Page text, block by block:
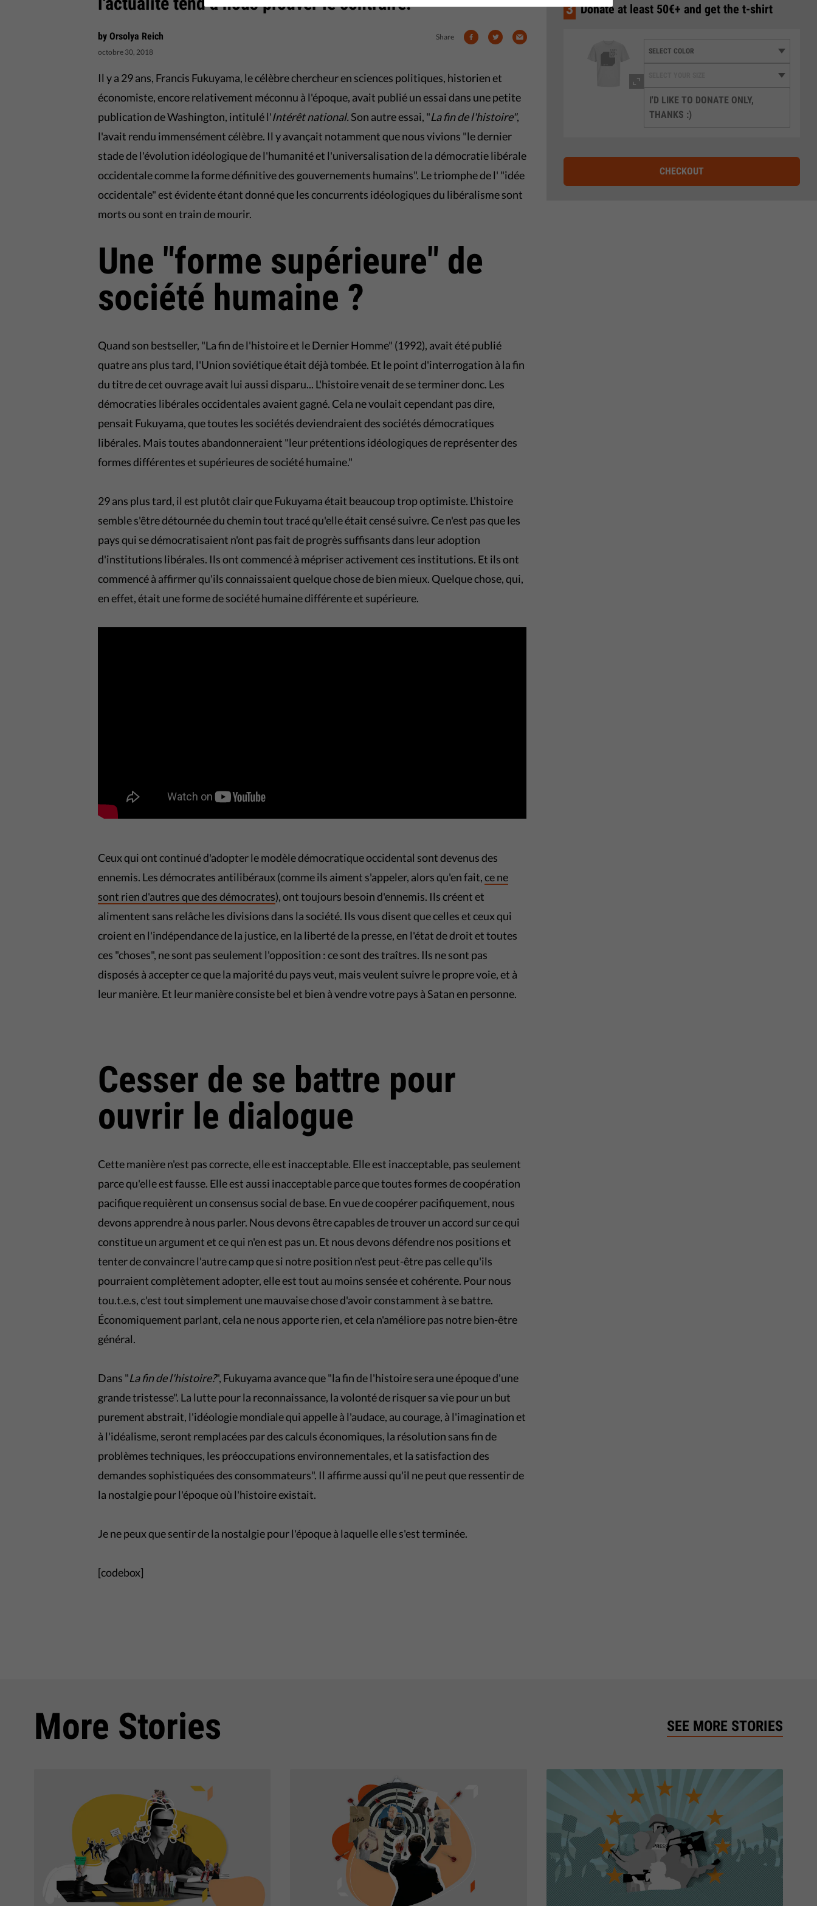
by Orsolya Reich
octobre 30, 2018
Share
Il y a 29 ans, Francis Fukuyama, le célèbre chercheur en sciences politiques, historien et
économiste, encore relativement méconnu à l'époque, avait publié un essai dans une petite
publication de Washington, intitulé l'Intérêt national.Son autre essai, "La fin de l'histoire",
l'avait rendu immensément célèbre. Il y avançait notamment que nous vivions "le dernier
stade de l'évolution idéologique de l'humanité et l'universalisation de la démocratie libérale
occidentale comme la forme définitive des gouvernements humains". Le triomphe de l' "idée
occidentale" est évidente étant donné que les concurrents idéologiques du libéralisme sont
morts ou sont en train de mourir.
Une "forme supérieure" de
société humaine ?
Quand son bestseller, "La fin de l'histoire et le Dernier Homme" (1992), avait été publié
quatre ans plus tard, l'Union soviétique était déjà tombée. Et le point d'interrogation à la fin
du titre de cet ouvrage avait lui aussi disparu... L'histoire venait de se terminer donc. Les
démocraties libérales occidentales avaient gagné. Cela ne voulait cependant pas dire,
pensait Fukuyama, que toutes les sociétés deviendraient des sociétés démocratiques
libérales. Mais toutes abandonneraient "leur prétentions idéologiques de représenter des
formes différentes et supérieures de société humaine."
29 ans plus tard, il est plutôt clair que Fukuyama était beaucoup trop optimiste. L'histoire
semble s'être détournée du chemin tout tracé qu'elle était censé suivre. Ce n'est pas que les
pays qui se démocratisaient n'ont pas fait de progrès suffisants dans leur adoption
d'institutions libérales. Ils ont commencé à mépriser activement ces institutions. Et ils ont
commencé à affirmer qu'ils connaissaient quelque chose de bien mieux. Quelque chose, qui,
en effet, était une forme de société humaine différente et supérieure.
Ceux qui ont continué d'adopter le modèle démocratique occidental sont devenus des
ennemis. Les démocrates antilibéraux (comme ils aiment s'appeler, alors qu'en fait,ce ne
sont rien d'autres que des démocrates), ont toujours besoin d'ennemis. Ils créent et
alimentent sans relâche les divisions dans la société. Ils vous disent que celles et ceux qui
croient en l'indépendance de la justice, en la liberté de la presse, en l'état de droit et toutes
ces "choses", ne sont pas seulement l'opposition : ce sont des traîtres. Ils ne sont pas
disposés à accepter ce que la majorité du pays veut, mais veulent suivre le propre voie, et à
leur manière. Et leur manière consiste bel et bien à vendre votre pays à Satan en personne.
Cesser de se battre pour
ouvrir le dialogue
Cette manière n'est pas correcte, elle est inacceptable. Elle est inacceptable, pas seulement
parce qu'elle est fausse. Elle est aussi inacceptable parce que toutes formes de coopération
pacifique requièrent un consensus social de base. En vue de coopérer pacifiquement, nous
devons apprendre à nous parler. Nous devons être capables de trouver un accord sur ce qui
constitue un argument et ce qui n'en est pas un. Et nous devons défendre nos positions et
tenter de convaincre l'autre camp que si notre position n'est peut-être pas celle qu'ils
pourraient complètement adopter, elle est tout au moins sensée et cohérente. Pour nous
tou.t.e.s, c'est tout simplement une mauvaise chose d'avoir constamment à se battre.
Économiquement parlant, cela ne nous apporte rien, et cela n'améliore pas notre bien-être
général.
Dans "La fin de l'histoire?", Fukuyama avance que "la fin de l'histoire sera une époque d'une
grande tristesse". La lutte pour la reconnaissance, la volonté de risquer sa vie pour un but
purement abstrait, l'idéologie mondiale qui appelle à l'audace, au courage, à l'imagination et
à l'idéalisme, seront remplacées par des calculs économiques, la résolution sans fin de
problèmes techniques, les préoccupations environnementales, et la satisfaction des
demandes sophistiquées des consommateurs". Il affirme aussi qu'il ne peut que ressentir de
la nostalgie pour l'époque où l'histoire existait.
Je ne peux que sentir de la nostalgie pour l'époque à laquelle elle s'est terminée.
[codebox]
3 Donate at least 50€+ and get the t-shirt
I'D LIKE TO DONATE ONLY,
THANKS :)
CHECKOUT
More Stories SEE MORE STORIES